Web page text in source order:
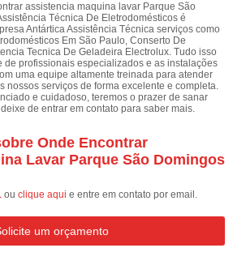
assistencia maquina lavar Parque São
Técnica De Eletrodomésticos é
Antártica Assistência Técnica serviços como
Em São Paulo, Conserto De
Tecnica De Geladeira Electrolux. Tudo isso
de profissionais especializados e as instalações
uma equipe altamente treinada para atender
nossos serviços de forma excelente e completa.
e cuidadoso, teremos o prazer de sanar
de entrar em contato para saber mais.
Onde Encontrar
Lavar Parque São Domingos
ou clique aqui e entre em contato por email.
um orçamento